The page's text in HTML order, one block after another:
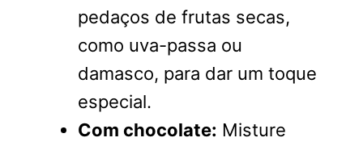
pedaços de frutas secas,
como uva-passa ou
damasco, para dar um toque
especial.
Com chocolate: Misture